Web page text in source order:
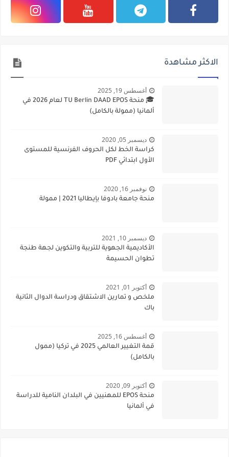
الاكثر مشاهدة
أغسطس 19, 2025
🎓 منحة TU Berlin DAAD EPOS لعام 2026 في
ألمانيا (ممولة بالكامل)
ديسمبر 05, 2020
كراسة الخط لكل الحروف الفرنسية للمستوى
الأول ابتدائي PDF
نوفمبر 16, 2020
منحة جامعة بادوفا بإيطاليا 2021 | ممولة
ديسمبر 10, 2021
الأكاديمية الجهوية للتربية والتكوين لجهة طنجة
تطوان الحسيمة
أكتوبر 01, 2021
ملخص و تمارين الاشتقاق ودراسة الدوال الثانية
باك
أغسطس 16, 2025
قمة التغيير العالمي 2025 في تركيا (ممول
بالكامل)
أكتوبر 09, 2020
منحة EPOS للمهنيين في البلدان النامية للدراسة
في ألمانيا